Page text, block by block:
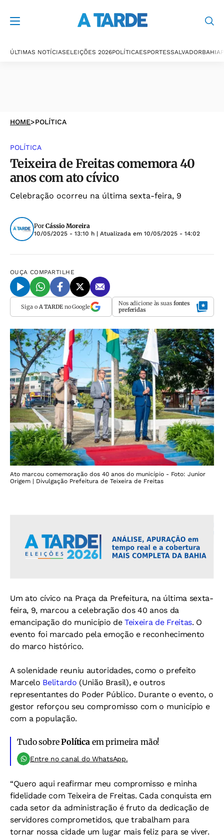
ÚLTIMAS NOTÍCIASELEIÇÕES 2026POLÍTICAESPORTESSALVADORBAHIA
HOME>POLÍTICA
POLÍTICA
Teixeira de Freitas comemora 40
anos com ato cívico
Celebração ocorreu na última sexta-feira, 9
Por Cássio Moreira
10/05/2025 - 13:10 h | Atualizada em 10/05/2025 - 14:02
OUÇA COMPARTILHE
Siga o A TARDEno Google Nos adicione às suas fontes
preferidas
Ato marcou comemoração dos 40 anos do município - Foto: Junior
Origem | Divulgação Prefeitura de Teixeira de Freitas
Um ato cívico na Praça da Prefeitura, na última sexta-
feira, 9, marcou a celebração dos 40 anos da
emancipação do município deTeixeira de Freitas. O
evento foi marcado pela emoção e reconhecimento
do marco histórico.
A solenidade reuniu autoridades, como o prefeito
Marcelo Belitardo (União Brasil), e outros
representantes do Poder Público. Durante o evento, o
gestor reforçou seu compromisso com o município e
com a população.
Tudo sobrePolítica em primeira mão!
Entre no canal do WhatsApp.
“Quero aqui reafirmar meu compromisso e minha
fidelidade com Teixeira de Freitas. Cada conquista em
cada setor da administração é fruto da dedicação de
servidores comprometidos, que trabalham para
tornar nossa cidade um lugar mais feliz para se viver.